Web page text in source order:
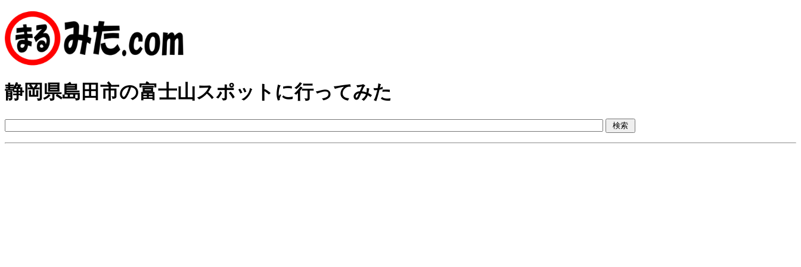
静岡県島田市の富士山スポットに行ってみた